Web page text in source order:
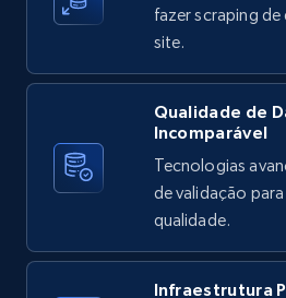
X (formerly Twitter) - Posts
Twitter posts URLs
ID, User posted, Name,
posted, Photos, URL, Quoted
1.2K+
fazer scraping
site.
Qualidade de
Incomparável
Tecnologias
de validação
qualidade.
Infraestrutura